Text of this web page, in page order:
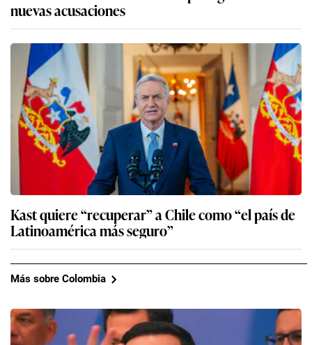
nuevas acusaciones
Kast quiere “recuperar” a Chile como “el país de
Latinoamérica más seguro”
Más sobre Colombia